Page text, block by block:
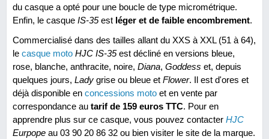
du casque a opté pour une boucle de type micrométrique.
Enfin, le casque IS-35est léger et de faible encombrement.
Commercialisé dans des tailles allant du XXS à XXL (51 à 64),
le casque moto HJC IS-35est décliné en versions bleue,
rose, blanche, anthracite, noire, Diana, Goddess et, depuis
quelques jours, Lady grise ou bleue et Flower. Il est d'ores et
déjà disponible en concessions moto et en vente par
correspondance au tarif de 159 euros TTC. Pour en
apprendre plus sur ce casque, vous pouvez contacter HJC
Eurpope au 03 90 20 86 32 ou bien visiter le site de la marque.